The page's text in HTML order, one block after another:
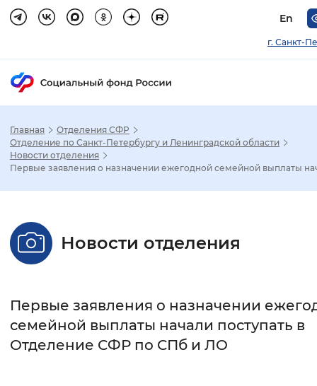
En
г. Санкт-
Настройка режима отображения
Стандартный Увеличенный
Без засечек С засечками
Интервал между буквами
Главная
Отделения СФР
Отделение по Санкт-Петербургу и Ленинградской области
Новости отделения
Первые заявления о назначении ежегодной семейной выплаты
Новости отделения
Первые заявления о назначении
семейной выплаты начали поступать в
Отделение СФР по СПб и ЛО